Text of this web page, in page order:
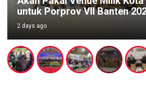
untuk Porprov VII Banten
2 days ago